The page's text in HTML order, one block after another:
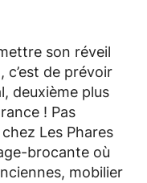
son réveil
de prévoir
deuxième plus
! Pas
Les Phares
brocante où
mobilier